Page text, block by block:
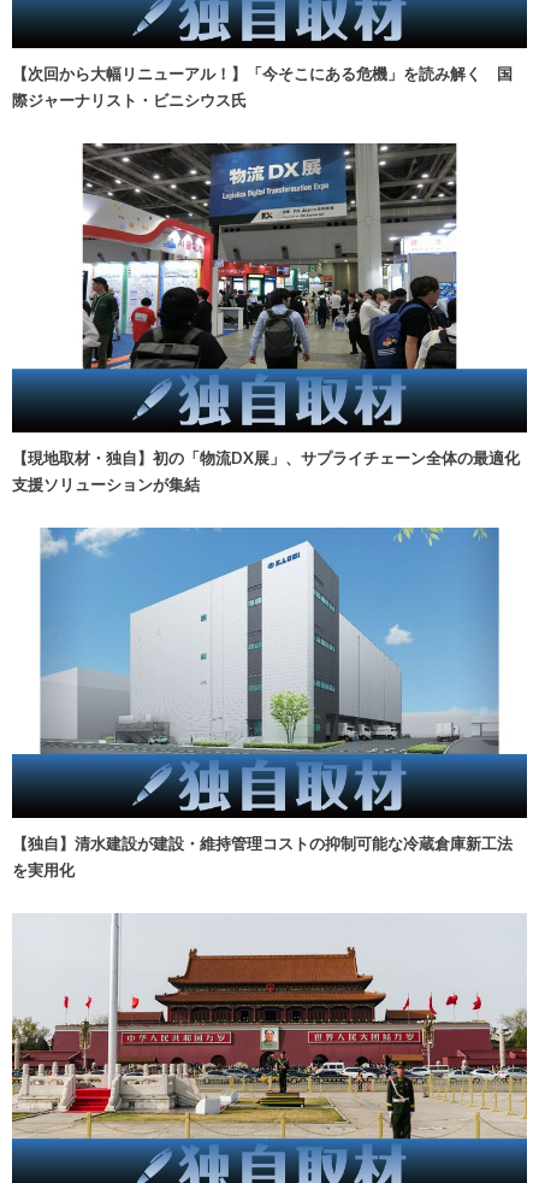
【次回から大幅リニューアル！】「今そこにある危機」を読み解く 国
際ジャーナリスト・ビニシウス氏
【現地取材・独自】初の「物流DX展」、サプライチェーン全体の最適化
支援ソリューションが集結
【独自】清水建設が建設・維持管理コストの抑制可能な冷蔵倉庫新工法
を実用化